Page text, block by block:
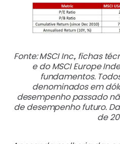
Fonte: MSCI Inc., fichas
e do MSCI Europe
fundamentos.
denominados em
desempenho passado
de desempenho futuro.
de